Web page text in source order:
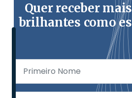
Quer receber
brilhantes como